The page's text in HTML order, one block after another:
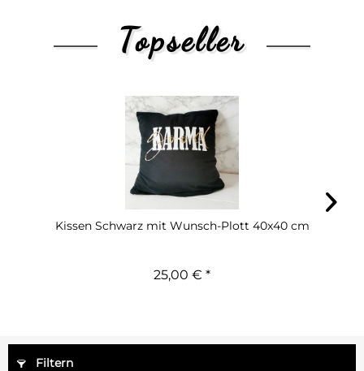
Topseller
Kissen Schwarz mit Wunsch-Plott 40x40 cm
25,00 € *
Filtern